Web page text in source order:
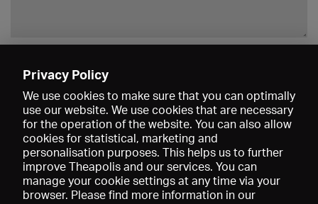
Privacy Policy
We use cookies to make sure that you can optimally
use our website. We use cookies that are necessary
for the operation of the website. You can also allow
cookies for statistical, marketing and
personalisation purposes. This helps us to further
improve Theapolis and our services. You can
manage your cookie settings at any time via your
browser. Please find more information in our